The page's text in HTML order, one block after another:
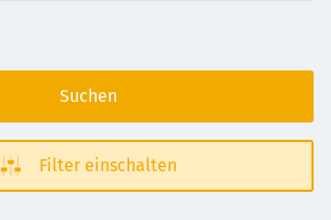
Suchen
Filter einschalten